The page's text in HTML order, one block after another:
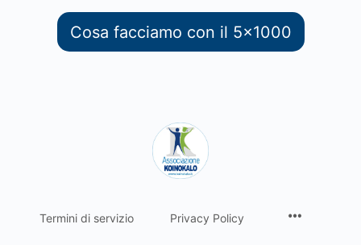
Cosa facciamo con il 5x1000
Termini di servizio Privacy Policy